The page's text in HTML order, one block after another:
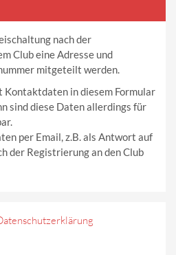
nach der
Club eine Adresse und
mitgeteilt werden.
Kontaktdaten in diesem Formular
sind diese Daten allerdings für
per Email, z.B. als Antwort auf
der Registrierung an den Club